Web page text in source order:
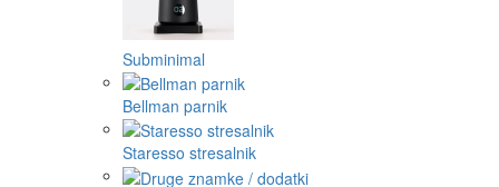
Subminimal
Bellman parnik
Staresso stresalnik